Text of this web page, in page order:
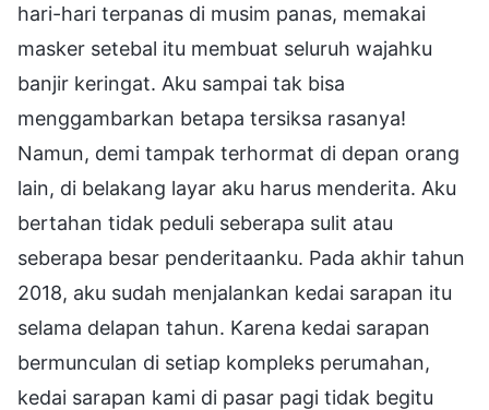
hari-hari terpanas di musim panas, memakai
masker setebal itu membuat seluruh wajahku
banjir keringat. Aku sampai tak bisa
menggambarkan betapa tersiksa rasanya!
Namun, demi tampak terhormat di depan orang
lain, di belakang layar aku harus menderita. Aku
bertahan tidak peduli seberapa sulit atau
seberapa besar penderitaanku. Pada akhir tahun
2018, aku sudah menjalankan kedai sarapan itu
selama delapan tahun. Karena kedai sarapan
bermunculan di setiap kompleks perumahan,
kedai sarapan kami di pasar pagi tidak begitu